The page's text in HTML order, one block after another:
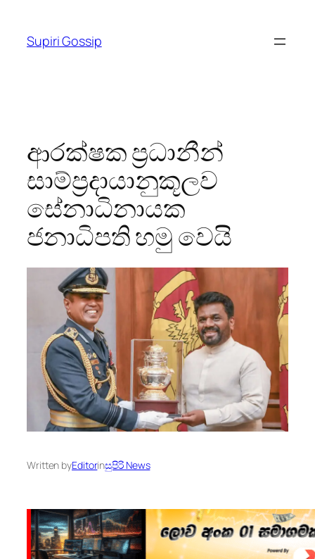
content
Supiri Gossip
ආරක්ෂක ප්‍රධානීන්
සාම්ප්‍රදායානුකූලව
සේනාධිනායක
ජනාධිපති හමු වෙයි
Written byEditorinසුපිරි News